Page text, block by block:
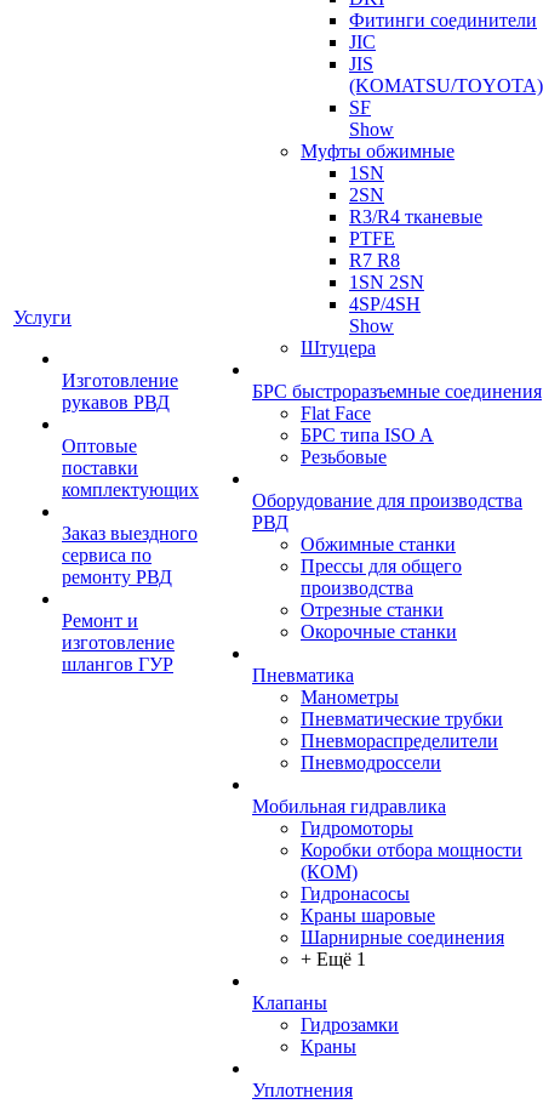
Услуги
Изготовление
рукавов РВД
Оптовые
поставки
комплектующих
Заказ выездного
сервиса по
ремонту РВД
Ремонт и
изготовление
шлангов ГУР
Фитинги соединители
JIC
JIS
(KOMATSU/TOYOTA)
SF
Show
Муфты обжимные
1SN
2SN
R3/R4 тканевые
PTFE
R7 R8
1SN 2SN
4SP/4SH
Show
Штуцера
БРС быстроразъемные соединения
Flat Face
БРС типа ISO A
Резьбовые
Оборудование для производства
РВД
Обжимные станки
Прессы для общего
производства
Отрезные станки
Окорочные станки
Пневматика
Манометры
Пневматические трубки
Пневмораспределители
Пневмодроссели
Мобильная гидравлика
Гидромоторы
Коробки отбора мощности
(КОМ)
Гидронасосы
Краны шаровые
Шарнирные соединения
+ Ещё 1
Клапаны
Гидрозамки
Краны
Уплотнения